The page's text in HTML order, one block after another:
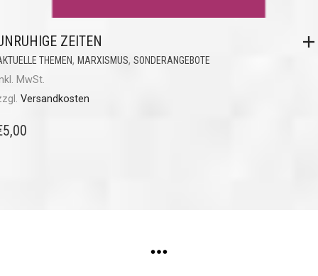
ZEITEN
THEMEN, MARXISMUS, SONDERANGEBOTE
MwSt.
Versandkosten
5,00